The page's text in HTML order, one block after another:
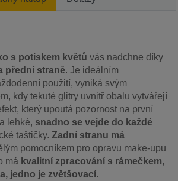
s potiskem květů vás nadchne díky
přední straně. Je ideálním
použití, vyniká svým
kdy tekuté glitry uvnitř obalu vytvářejí
který upoutá pozornost na první
a lehké, snadno se vejde do každé
taštičky. Zadní stranu má
pomocníkem pro opravu make-upu
má kvalitní zpracování s rámečkem,
jedno je zvětšovací.